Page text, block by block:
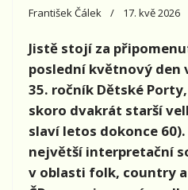
František Čálek 17. kvě 2026
Jistě stojí za
poslední květnový
35. ročník Dětské
skoro dvakrát starší
slaví letos dokonce
největší interpretační
v oblasti folk, country